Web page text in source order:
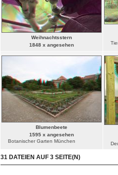
Weihnachtsstern
1848 x angesehen
Blumenbeete
1595 x angesehen
Botanischer Garten München
31 DATEIEN AUF 3 SEITE(N)